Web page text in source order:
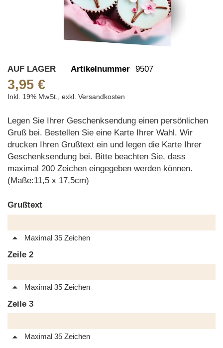
Skip
to
the
of
the
images
gallery
AUF LAGER Artikelnummer 9507
3,95 €
Inkl. 19% MwSt., exkl. Versandkosten
Legen Sie Ihrer Geschenksendung einen persönlichen
Gruß bei. Bestellen Sie eine Karte Ihrer Wahl. Wir
drucken Ihren Grußtext ein und legen die Karte Ihrer
Geschenksendung bei. Bitte beachten Sie, dass
maximal 200 Zeichen eingegeben werden können.
(Maße:11,5 x 17,5cm)
Grußtext
Maximal 35 Zeichen
Zeile 2
Maximal 35 Zeichen
Zeile 3
Maximal 35 Zeichen